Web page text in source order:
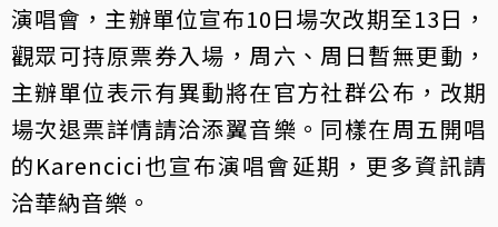
演唱會，主辦單位宣布10日場次改期至13日，
觀眾可持原票券入場，周六、周日暫無更動，
主辦單位表示有異動將在官方社群公布，改期
場次退票詳情請洽添翼音樂。同樣在周五開唱
的Karencici也宣布演唱會延期，更多資訊請
洽華納音樂。